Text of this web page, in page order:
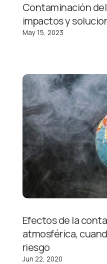
Contaminación
impactos y
May 15, 2023
Efectos de la
atmosférica,
riesgo
Jun 22, 2020